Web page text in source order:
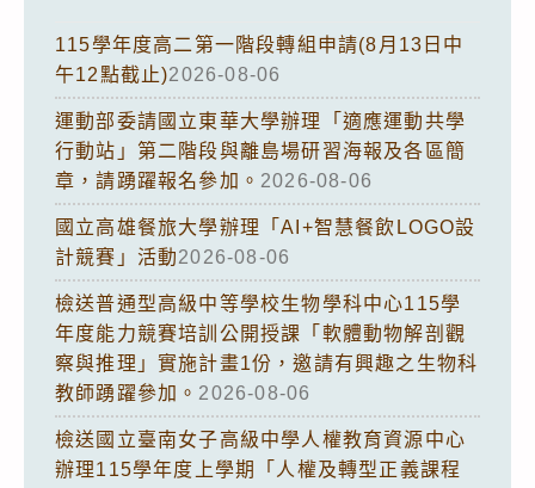
115學年度高二第一階段轉組申請(8月13日中
午12點截止)2026-08-06
運動部委請國立東華大學辦理「適應運動共學
行動站」第二階段與離島場研習海報及各區簡
章，請踴躍報名參加。 2026-08-06
國立高雄餐旅大學辦理「AI+智慧餐飲LOGO設
計競賽」活動2026-08-06
檢送普通型高級中等學校生物學科中心115學
年度能力競賽培訓公開授課「軟體動物解剖觀
察與推理」實施計畫1份，邀請有興趣之生物科
教師踴躍參加。 2026-08-06
檢送國立臺南女子高級中學人權教育資源中心
辦理115學年度上學期「人權及轉型正義課程